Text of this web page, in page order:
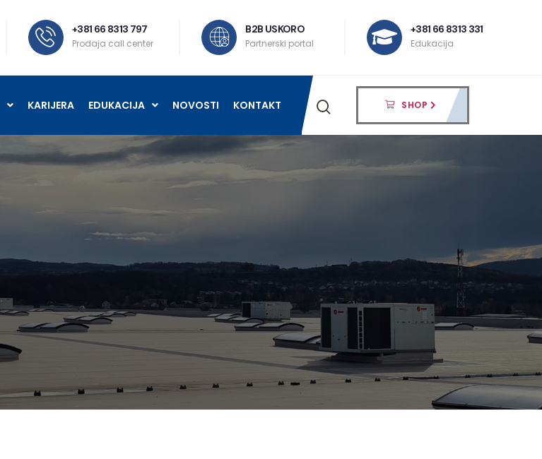
+381 66 8313 797
Prodaja call center
B2B USKORO
Partnerski portal
+381 66 8313 331
Edukacija
KARIJERA EDUKACIJA NOVOSTI KONTAKT SHOP